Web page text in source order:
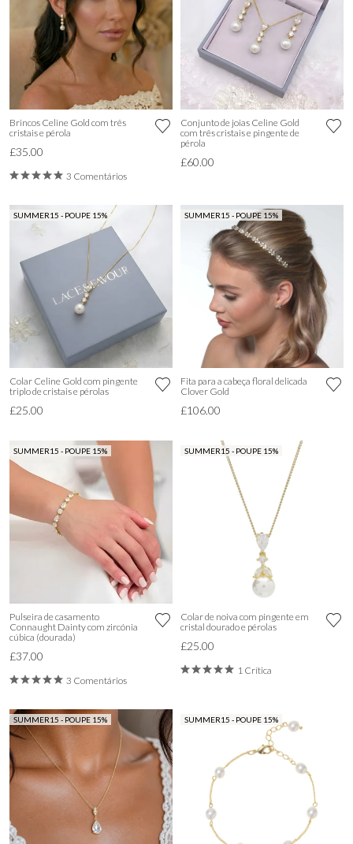
Brincos Celine Gold com três
cristais e pérola
£35.00
3 Comentários
Conjunto de joias Celine Gold
com três cristais e pingente de
pérola
£60.00
SUMMER15 - POUPE 15%
Colar Celine Gold com pingente
triplo de cristais e pérolas
£25.00
SUMMER15 - POUPE 15%
Fita para a cabeça floral delicada
Clover Gold
£106.00
SUMMER15 - POUPE 15%
Pulseira de casamento
Connaught Dainty com zircónia
cúbica (dourada)
£37.00
3 Comentários
SUMMER15 - POUPE 15%
Colar de noiva com pingente em
cristal dourado e pérolas
£25.00
1 Crítica
SUMMER15 - POUPE 15% SUMMER15 - POUPE 15%